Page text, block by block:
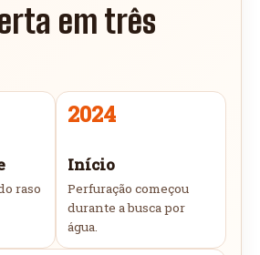
em três
raso
2024
Início
Perfuração começou
durante a busca por
água.